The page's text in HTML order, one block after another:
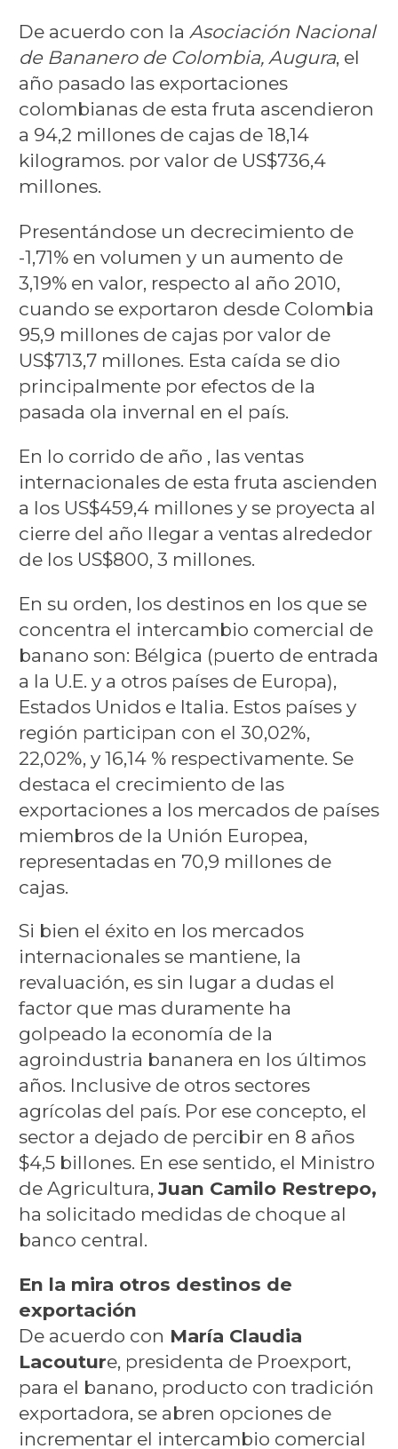
De acuerdo con la Asociación Nacional
de Bananero de Colombia, Augura, el
año pasado las exportaciones
colombianas de esta fruta ascendieron
a 94,2 millones de cajas de 18,14
kilogramos. por valor de US$736,4
millones.
Presentándose un decrecimiento de
-1,71% en volumen y un aumento de
3,19% en valor, respecto al año 2010,
cuando se exportaron desde Colombia
95,9 millones de cajas por valor de
US$713,7 millones. Esta caída se dio
principalmente por efectos de la
pasada ola invernal en el país.
En lo corrido de año , las ventas
internacionales de esta fruta ascienden
a los US$459,4 millones y se proyecta al
cierre del año llegar a ventas alrededor
de los US$800, 3 millones.
En su orden, los destinos en los que se
concentra el intercambio comercial de
banano son: Bélgica (puerto de entrada
a la U.E. y a otros países de Europa),
Estados Unidos e Italia. Estos países y
región participan con el 30,02%,
22,02%, y 16,14 % respectivamente. Se
destaca el crecimiento de las
exportaciones a los mercados de países
miembros de la Unión Europea,
representadas en 70,9 millones de
cajas.
Si bien el éxito en los mercados
internacionales se mantiene, la
revaluación, es sin lugar a dudas el
factor que mas duramente ha
golpeado la economía de la
agroindustria bananera en los últimos
años. Inclusive de otros sectores
agrícolas del país. Por ese concepto, el
sector a dejado de percibir en 8 años
$4,5 billones. En ese sentido, el Ministro
de Agricultura,Juan Camilo Restrepo,
ha solicitado medidas de choque al
banco central.
En la mira otros destinos de
exportación
De acuerdo con María Claudia
Lacouture, presidenta de Proexport,
para el banano, producto con tradición
exportadora, se abren opciones de
incrementar el intercambio comercial